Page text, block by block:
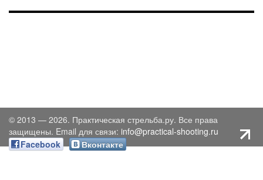
© 2013 — 2026. Практическая стрельба.ру. Все права
защищены. Email для связи: info@practical-shooting.ru
Facebook
Вконтакте